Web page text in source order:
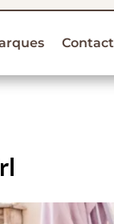
Contact